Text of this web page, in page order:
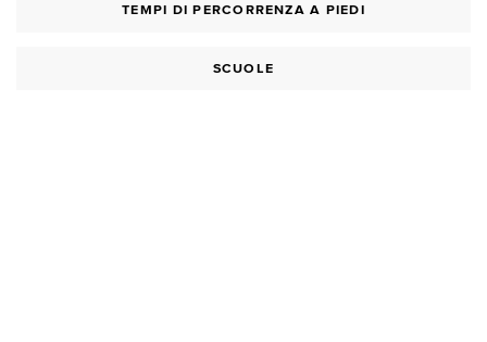
TEMPI DI PERCORRENZA A PIEDI
SCUOLE